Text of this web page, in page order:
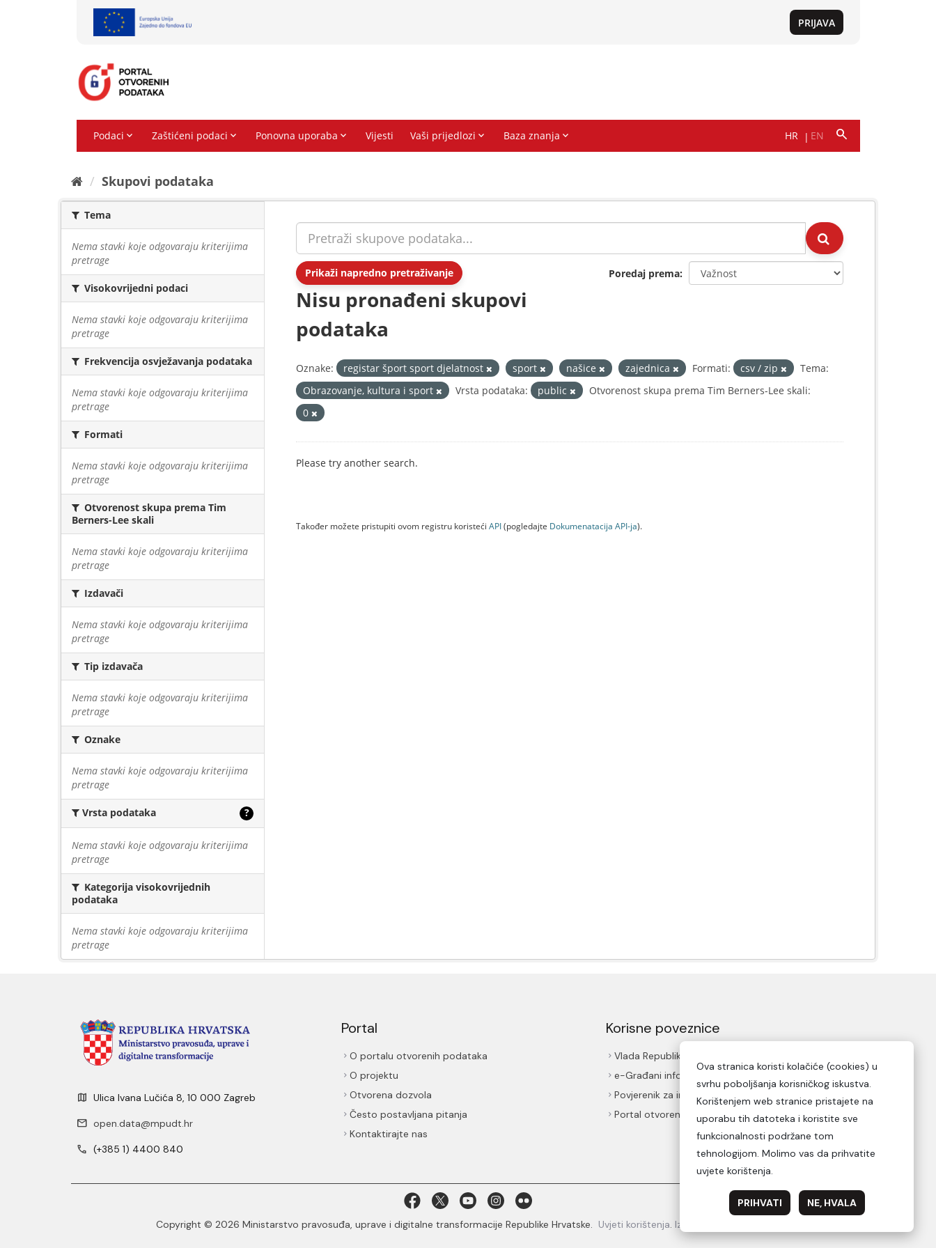
Skupovi podаtаkа
Tema
Nema stavki koje odgovaraju kriterijima
pretrage
Visokovrijedni podaci
Nema stavki koje odgovaraju kriterijima
pretrage
Frekvencija osvježavanja podataka
Nema stavki koje odgovaraju kriterijima
pretrage
Formati
Nema stavki koje odgovaraju kriterijima
pretrage
Otvorenost skupa prema Tim
Berners-Lee skali
Nema stavki koje odgovaraju kriterijima
pretrage
Izdavači
Nema stavki koje odgovaraju kriterijima
pretrage
Tip izdavača
Nema stavki koje odgovaraju kriterijima
pretrage
Oznake
Nema stavki koje odgovaraju kriterijima
pretrage
Vrsta podataka ?
Nema stavki koje odgovaraju kriterijima
pretrage
Kategorija visokovrijednih
podataka
Nema stavki koje odgovaraju kriterijima
pretrage
Prikaži napredno pretraživanje Poredaj prema
Nisu pronađeni skupovi
podataka
Oznake: registar šport sport djelatnost sport našice zajednica Formati: csv / zip
Tema:
Obrazovanje, kultura i sport
Vrsta podataka: public
Otvorenost skupa prema Tim Berners-Lee skali:
0
Please try another search.
Također možete pristupiti ovom registru koristeći API(pogledajte Dokumenаtаcijа API-jа).